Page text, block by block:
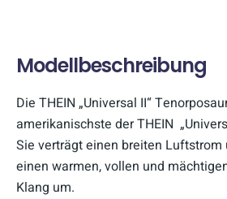
Modellbeschreibung
Die THEIN „Universal II“
amerikanischste der THEIN
Sie verträgt einen breiten Luftstrom
einen warmen, vollen und
Klang um.